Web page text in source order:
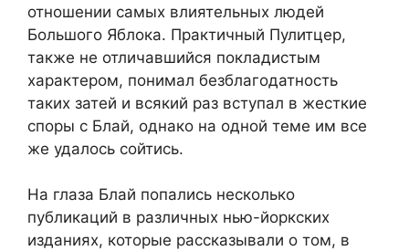
отношении самых влиятельных людей
Большого Яблока. Практичный Пулитцер,
также не отличавшийся покладистым
характером, понимал безблагодатность
таких затей и всякий раз вступал в жесткие
споры с Блай, однако на одной теме им все
же удалось сойтись.
На глаза Блай попались несколько
публикаций в различных нью-йоркских
изданиях, которые рассказывали о том, в